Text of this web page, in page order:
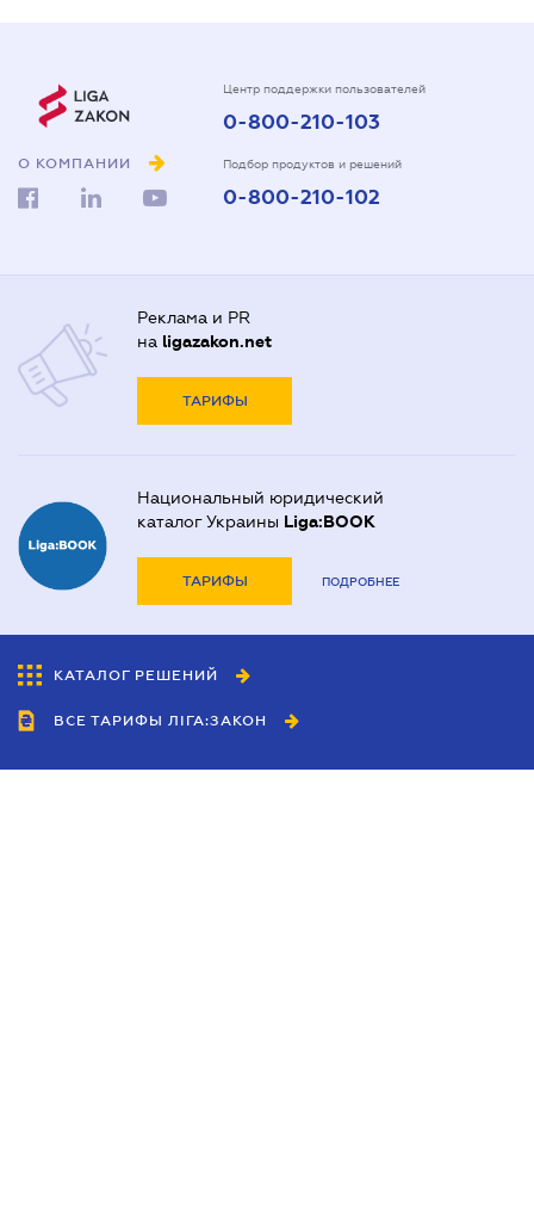
О КОМПАНИИ
Центр поддержки пользователей
0-800-210-103
Подбор продуктов и решений
0-800-210-102
Реклама и PR
на ligazakon.net
ТАРИФЫ
Национальный юридический
каталог Украины Liga:BOOK
ТАРИФЫ ПОДРОБНЕЕ
КАТАЛОГ РЕШЕНИЙ
ВСЕ ТАРИФЫ ЛІГА:ЗАКОН